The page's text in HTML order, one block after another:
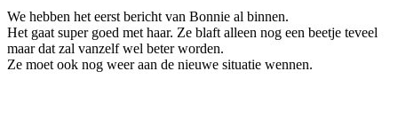
We hebben het eerst bericht van Bonnie al binnen.
Het gaat super goed met haar. Ze blaft alleen nog een beetje teveel
maar dat zal vanzelf wel beter worden.
Ze moet ook nog weer aan de nieuwe situatie wennen.